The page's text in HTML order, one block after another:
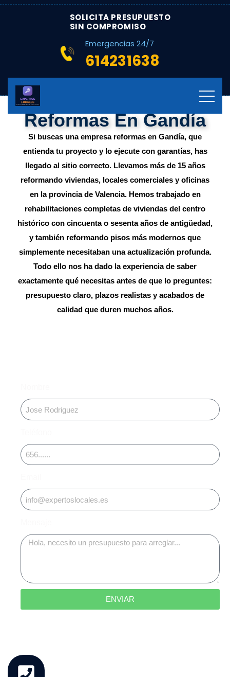
SOLICITA PRESUPUESTO
SIN COMPROMISO
Emergencias 24/7
614231638
Reformas En Gandía
Si buscas una empresa reformas en Gandía, que
entienda tu proyecto y lo ejecute con garantías, has
llegado al sitio correcto. Llevamos más de 15 años
reformando viviendas, locales comerciales y oficinas
en la provincia de Valencia. Hemos trabajado en
rehabilitaciones completas de viviendas del centro
histórico con cincuenta o sesenta años de antigüedad,
y también reformando pisos más modernos que
simplemente necesitaban una actualización profunda.
Todo ello nos ha dado la experiencia de saber
exactamente qué necesitas antes de que lo preguntes:
presupuesto claro, plazos realistas y acabados de
calidad que duren muchos años.
ENVIAR